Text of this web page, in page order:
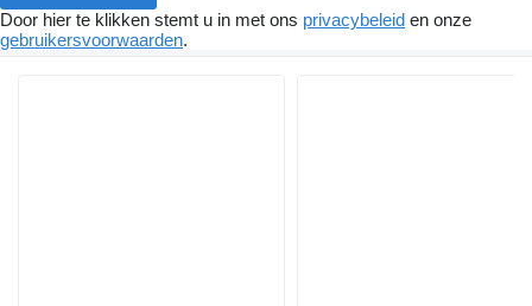
Door hier te klikken stemt u in met ons privacybeleid en onze
gebruikersvoorwaarden.